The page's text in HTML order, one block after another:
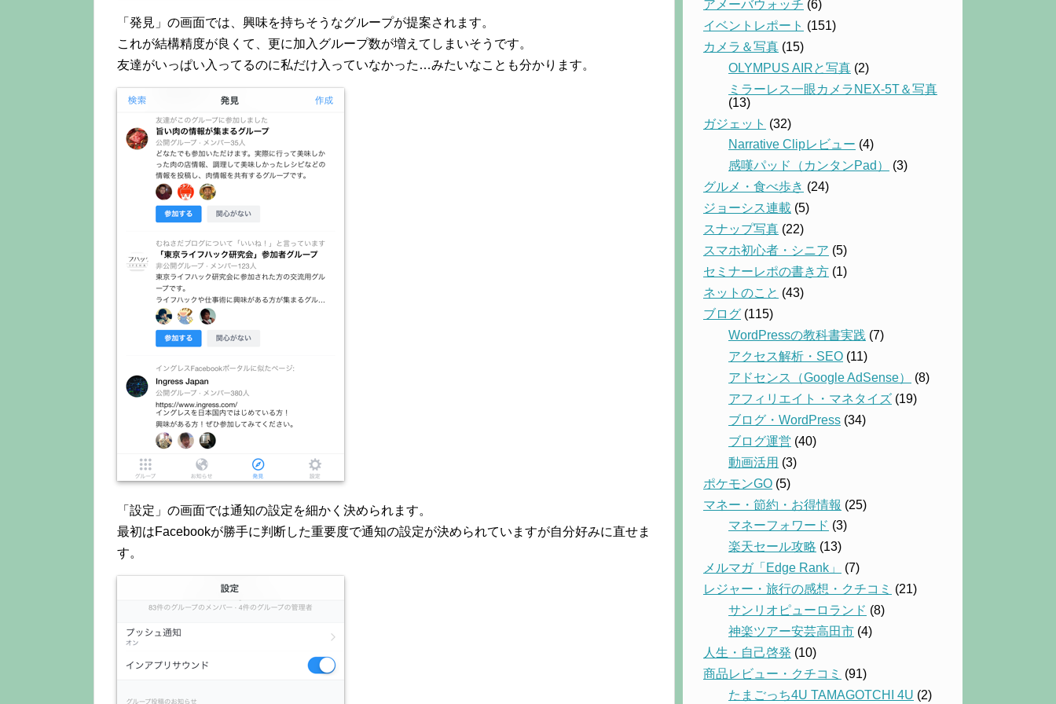
「発見」の画面では、興味を持ちそうなグループが提案されます。
これが結構精度が良くて、更に加入グループ数が増えてしまいそうです。
友達がいっぱい入ってるのに私だけ入っていなかった…みたいなことも分かります。
「設定」の画面では通知の設定を細かく決められます。
最初はFacebookが勝手に判断した重要度で通知の設定が決められていますが自分好みに直せま
す。
アメーバウォッチ (6)
イベントレポート (151)
カメラ＆写真 (15)
OLYMPUS AIRと写真 (2)
ミラーレス一眼カメラNEX-5T＆写真
(13)
ガジェット (32)
Narrative Clipレビュー (4)
感嘆パッド（カンタンPad）
(3)
グルメ・食べ歩き (24)
ジョーシス連載 (5)
スナップ写真 (22)
スマホ初心者・シニア (5)
セミナーレポの書き方 (1)
ネットのこと (43)
ブログ (115)
WordPressの教科書実践 (7)
アクセス解析・SEO (11)
アドセンス（Google AdSense）
(8)
アフィリエイト・マネタイズ (19)
ブログ・WordPress (34)
ブログ運営 (40)
動画活用 (3)
ポケモンGO (5)
マネー・節約・お得情報 (25)
マネーフォワード (3)
楽天セール攻略 (13)
メルマガ「Edge Rank」
(7)
レジャー・旅行の感想・クチコミ (21)
サンリオピューロランド (8)
神楽ツアー安芸高田市 (4)
人生・自己啓発 (10)
商品レビュー・クチコミ (91)
たまごっち4U TAMAGOTCHI 4U (2)